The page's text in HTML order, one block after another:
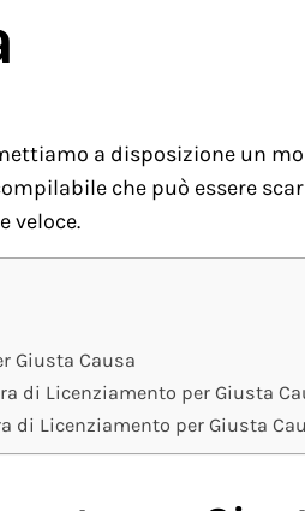
a disposizione un
che può essere
veloce.
Giusta Causa
di Licenziamento per Giusta
di Licenziamento per Giusta